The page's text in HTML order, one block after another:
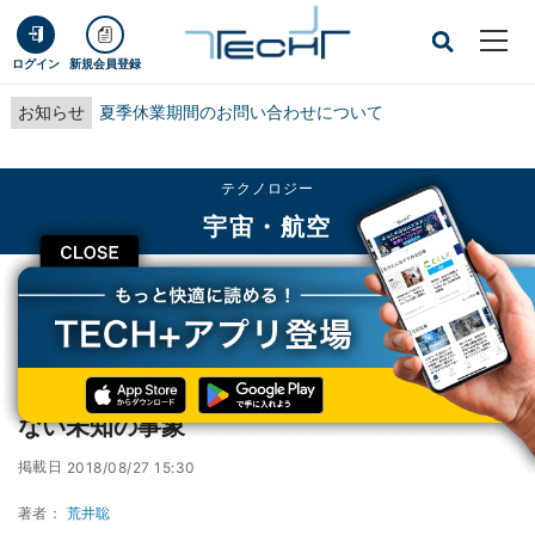
ログイン 新規会員登録
お知らせ 夏季休業期間のお問い合わせについて
CLOSE
テクノロジー
宇宙・航空
TECH+ テクノロジー
宇宙・航空
謎の発光現象「スティーブ」はオーロラではない未知の事象
謎の発光現象「スティーブ」はオーロラでは
ない未知の事象
掲載日 2018/08/27 15:30
著者： 荒井聡